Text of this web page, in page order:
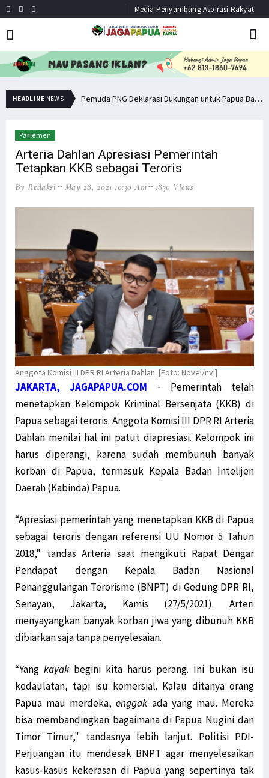
Media Penyambung Aspirasi Rakyat
HEADLINE NEWS Senator Filep Wamafma Terima Aspirasi Tim DOB Manokwari Barat Pemuda PNG Deklarasi Dukungan untuk Papua Barat Lawan TNI/Polri
Parlemen
Arteria Dahlan Apresiasi Pemerintah
Tetapkan KKB sebagai Teroris
By Redaksi May 28, 2021 10:30 Am 1830 Views
Anggota Komisi III DPR RI Arteria Dahlan. [Foto: Novel/nvl]
JAKARTA, JAGAPAPUA.COM - Pemerintah telah
menetapkan Kelompok Kriminal Bersenjata (KKB) di
Papua sebagai teroris. Anggota Komisi III DPR RI Arteria
Dahlan menilai hal ini patut diapresiasi. Kelompok ini
harus diperangi, karena sudah membunuh banyak
korban di Papua, termasuk Kepala Badan Intelijen
Daerah (Kabinda) Papua.
“Apresiasi pemerintah yang menetapkan KKB di Papua
sebagai teroris dengan referensi UU Nomor 5 Tahun
2018," tandas Arteria saat mengikuti Rapat Dengar
Pendapat dengan Kepala Badan Nasional
Penanggulangan Terorisme (BNPT) di Gedung DPR RI,
Senayan, Jakarta, Kamis (27/5/2021). Arteri
menyayangkan banyak korban jiwa yang dibunuh KKB
dibiarkan saja tanpa penyelesaian.
“Yang kayak begini kita harus perang. Ini bukan isu
kedaulatan, tapi isu komersial. Kalau ditanya orang
Papua mau merdeka,enggak ada yang mau. Mereka
bisa membandingkan bagaimana di Papua Nugini dan
Timor Timur," tandasnya lebih lanjut. Politisi PDI-
Perjuangan itu mendesak BNPT agar menyelesaikan
kasus-kasus kekerasan di Papua yang sepertinya tak